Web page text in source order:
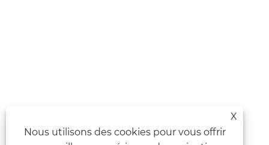
X
Nous utilisons des cookies pour vous offrir